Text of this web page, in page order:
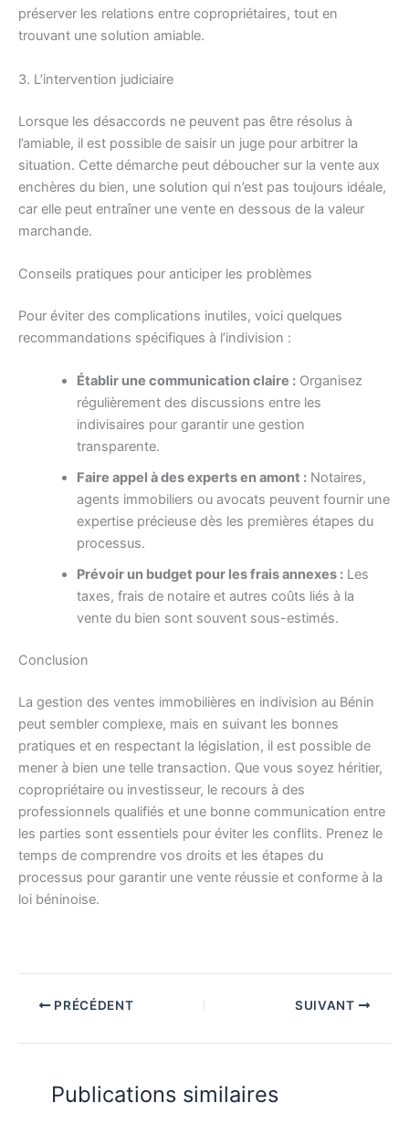
préserver les relations entre copropriétaires, tout en
trouvant une solution amiable.
3. L’intervention judiciaire
Lorsque les désaccords ne peuvent pas être résolus à
l’amiable, il est possible de saisir un juge pour arbitrer la
situation. Cette démarche peut déboucher sur la vente aux
enchères du bien, une solution qui n’est pas toujours idéale,
car elle peut entraîner une vente en dessous de la valeur
marchande.
Conseils pratiques pour anticiper les problèmes
Pour éviter des complications inutiles, voici quelques
recommandations spécifiques à l’indivision :
Établir une communication claire :Organisez
régulièrement des discussions entre les
indivisaires pour garantir une gestion
transparente.
Faire appel à des experts en amont :Notaires,
agents immobiliers ou avocats peuvent fournir une
expertise précieuse dès les premières étapes du
processus.
Prévoir un budget pour les frais annexes :Les
taxes, frais de notaire et autres coûts liés à la
vente du bien sont souvent sous-estimés.
Conclusion
La gestion des ventes immobilières en indivision au Bénin
peut sembler complexe, mais en suivant les bonnes
pratiques et en respectant la législation, il est possible de
mener à bien une telle transaction. Que vous soyez héritier,
copropriétaire ou investisseur, le recours à des
professionnels qualifiés et une bonne communication entre
les parties sont essentiels pour éviter les conflits. Prenez le
temps de comprendre vos droits et les étapes du
processus pour garantir une vente réussie et conforme à la
loi béninoise.
PRÉCÉDENT SUIVANT
Publications similaires